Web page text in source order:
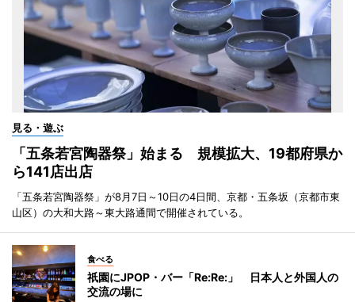
見る・遊ぶ
「五条若宮陶器祭」始まる 規模拡大、19都府県か
ら141店出店
「五条若宮陶器祭」が8月7日～10日の4日間、京都・五条坂（京都市東
山区）の大和大路～東大路通間で開催されている。
食べる
祇園にJPOP・バー「Re:Re:」 日本人と外国人の
交流の場に